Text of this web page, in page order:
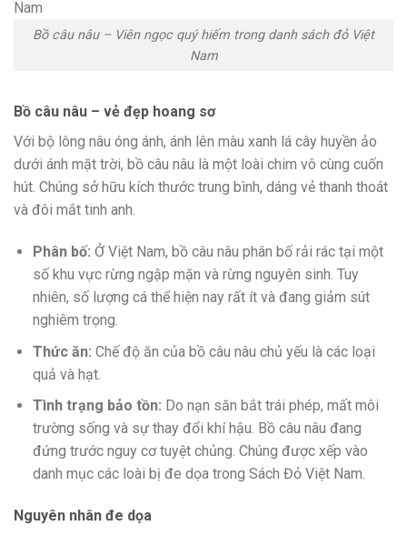
Bồ câu nâu – Viên ngọc quý hiếm trong danh sách đỏ Việt
Nam
Bồ câu nâu – vẻ đẹp hoang sơ
Với bộ lông nâu óng ánh, ánh lên màu xanh lá cây huyền ảo
dưới ánh mặt trời, bồ câu nâu là một loài chim vô cùng cuốn
hút. Chúng sở hữu kích thước trung bình, dáng vẻ thanh thoát
và đôi mắt tinh anh.
Phân bố: Ở Việt Nam, bồ câu nâu phân bố rải rác tại một
số khu vực rừng ngập mặn và rừng nguyên sinh. Tuy
nhiên, số lượng cá thể hiện nay rất ít và đang giảm sút
nghiêm trọng.
Thức ăn: Chế độ ăn của bồ câu nâu chủ yếu là các loại
quả và hạt.
Tình trạng bảo tồn: Do nạn săn bắt trái phép, mất môi
trường sống và sự thay đổi khí hậu. Bồ câu nâu đang
đứng trước nguy cơ tuyệt chủng. Chúng được xếp vào
danh mục các loài bị đe dọa trong Sách Đỏ Việt Nam.
Nguyên nhân đe dọa